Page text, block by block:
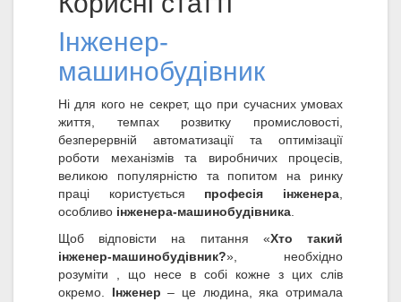
Інженер-
машинобудівник
Ні для кого не секрет, що при сучасних умовах
життя, темпах розвитку промисловості,
безперервній автоматизації та оптимізації
роботи механізмів та виробничих процесів,
великою популярністю та попитом на ринку
праці користується професія інженера
особливо інженера-машинобудівника
Щоб відповісти на питання «Хто такий
інженер-машинобудівник?», необхідно
розуміти , що несе в собі кожне з цих слів
окремо. Інженер – це людина, яка отримала